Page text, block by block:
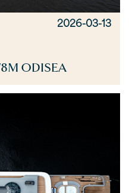
2026-03-13
ODISEA